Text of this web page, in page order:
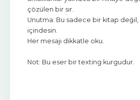
çözülen bir sır.
Unutma: Bu sadece bir kitap
içindesin.
Her mesajı dikkatle oku.
Not: Bu eser bir texting kurgudur.